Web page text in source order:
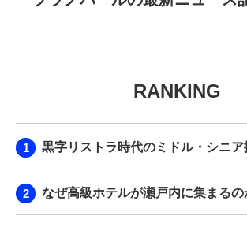
LIFE ENDING JOURNAL
BPaaS JOURNAL
RANKING
黒字リストラ時代のミドル・シニア
なぜ高級ホテルが瀬戸内に集まるの